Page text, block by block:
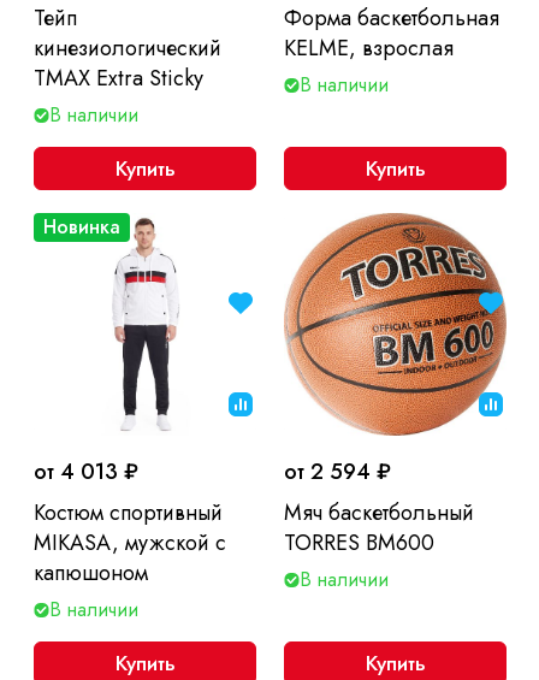
Тейп
кинезиологический
TMAX Extra Sticky
В наличии
Купить
Форма баскетбольная
KELME, взрослая
В наличии
Купить
Новинка
от 4 013 ₽
Костюм спортивный
MIKASA, мужской с
капюшоном
В наличии
Купить
от 2 594 ₽
Мяч баскетбольный
TORRES BM600
В наличии
Купить